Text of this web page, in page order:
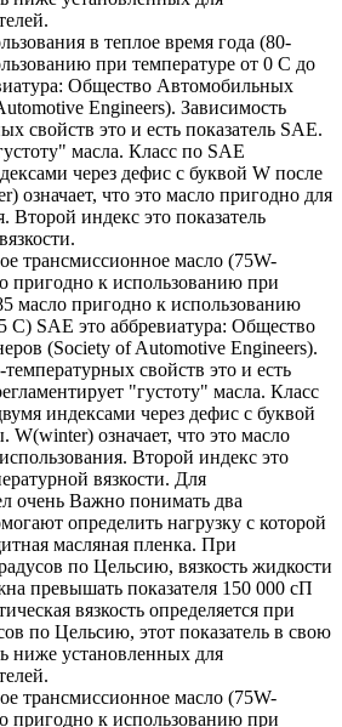
в теплое время года (80-
при температуре от 0 С до
Общество Автомобильных
Engineers). Зависимость
свойств это и есть показатель SAE.
масла. Класс по SAE
через дефис с буквой W после
означает, что это масло пригодно для
Второй индекс это показатель
трансмиссионное масло (75W-
пригодно к использованию при
масло пригодно к использованию
С) SAE это аббревиатура: Общество
(Society of Automotive Engineers).
свойств это и есть
"густоту" масла. Класс
индексами через дефис с буквой
означает, что это масло
Второй индекс это
вязкости. Для
очень Важно понимать два
определить нагрузку с которой
масляная пленка. При
по Цельсию, вязкость жидкости
превышать показателя 150 000 сП
вязкость определяется при
по Цельсию, этот показатель в свою
ниже установленных для
трансмиссионное масло (75W-
пригодно к использованию при